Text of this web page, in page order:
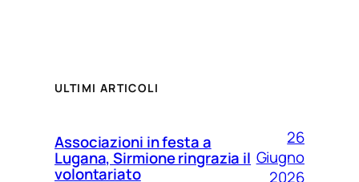
ULTIMI ARTICOLI
Associazioni in festa a
Lugana, Sirmione ringrazia il
volontariato
26
Giugno
2026